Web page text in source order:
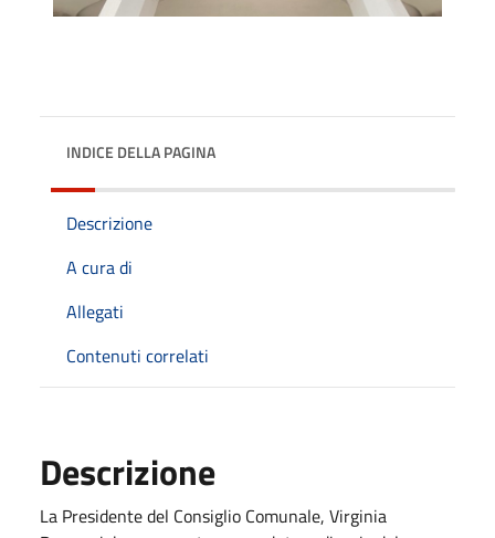
INDICE DELLA PAGINA
Descrizione
A cura di
Allegati
Contenuti correlati
Descrizione
La Presidente del Consiglio Comunale, Virginia